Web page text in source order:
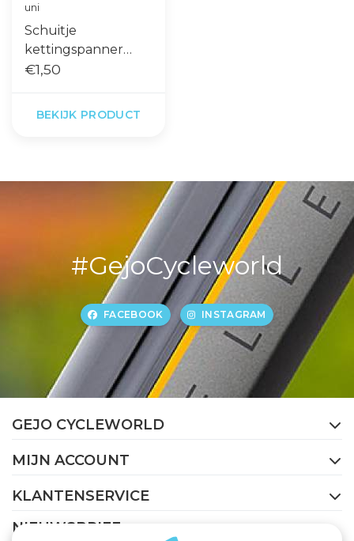
uni
Schuitje
kettingspanner
aluminium frame
€1,50
BEKIJK PRODUCT
#GejoCycleworld
FACEBOOK INSTAGRAM
GEJO CYCLEWORLD
MIJN ACCOUNT
KLANTENSERVICE
NIEUWSBRIEF